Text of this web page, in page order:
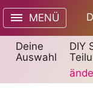
MENÜ
Deine
Auswahl
DIY